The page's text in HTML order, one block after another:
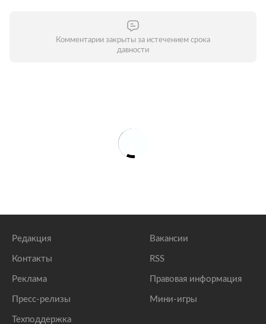
Комментарии закрыты за истечением срока
давности
Редакция
Контакты
Реклама
Пресс-релизы
Техподдержка
Вакансии
RSS
Правовая информация
Мини-игры